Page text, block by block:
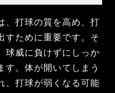
、打球の質を高め、打
すために重要です。そ
球威に負けずにしっか
す。体が開いてしまう
、打球が弱くなる可能